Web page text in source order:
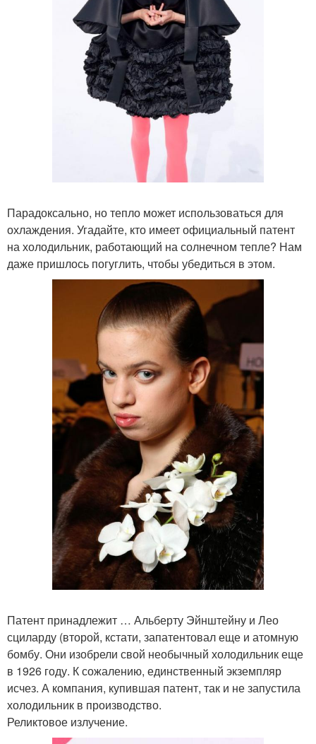
Парадоксально, но тепло может использоваться для
охлаждения. Угадайте, кто имеет официальный патент
на холодильник, работающий на солнечном тепле? Нам
даже пришлось погуглить, чтобы убедиться в этом.
Патент принадлежит … Альберту Эйнштейну и Лео
сциларду (второй, кстати, запатентовал еще и атомную
бомбу. Они изобрели свой необычный холодильник еще
в 1926 году. К сожалению, единственный экземпляр
исчез. А компания, купившая патент, так и не запустила
холодильник в производство.
Реликтовое излучение.